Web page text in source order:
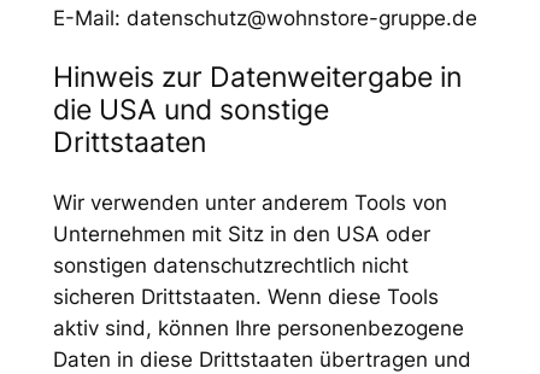
E-Mail: datenschutz@wohnstore-gruppe.de
Hinweis zur Datenweitergabe in
die USA und sonstige
Drittstaaten
Wir verwenden unter anderem Tools von
Unternehmen mit Sitz in den USA oder
sonstigen datenschutzrechtlich nicht
sicheren Drittstaaten. Wenn diese Tools
aktiv sind, können Ihre personenbezogene
Daten in diese Drittstaaten übertragen und